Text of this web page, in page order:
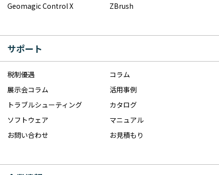
Geomagic Control X
ZBrush
サポート
税制優遇
コラム
展示会コラム
活用事例
トラブルシューティング
カタログ
ソフトウェア
マニュアル
お問い合わせ
お見積もり